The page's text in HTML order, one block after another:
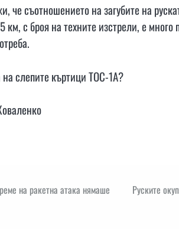
че съотношението на загубите на
км, с броя на техните изстрели, е
слепите къртици ТОС-1A?
на ракетна атака нямаше
Руските